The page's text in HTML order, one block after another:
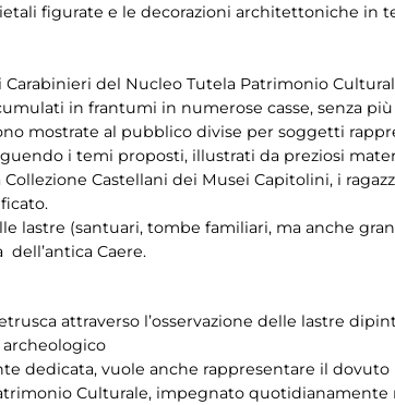
figurate e le decorazioni architettoniche in
Carabinieri del Nucleo Tutela Patrimonio
in frantumi in numerose casse, senza
mostrate al pubblico divise per soggetti
i temi proposti, illustrati da preziosi
Castellani dei Musei Capitolini, i
lastre (santuari, tombe familiari, ma anche
Caere.
attraverso l’osservazione delle lastre
dedicata, vuole anche rappresentare il
Culturale, impegnato quotidianamente